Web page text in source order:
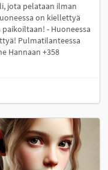
jota pelataan ilman
on kiellettyä
- Huoneessa
Pulmatilanteessa
Hannaan +358